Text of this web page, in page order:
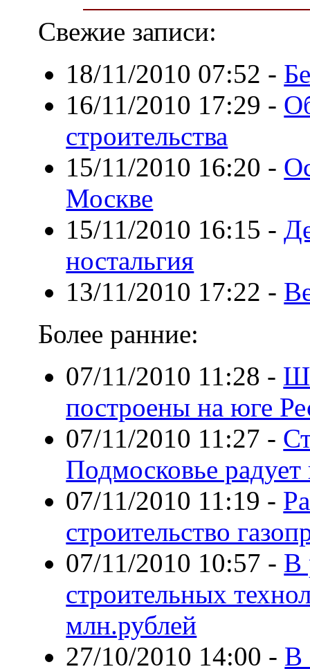
Свежие записи:
18/11/2010 07:52 -
16/11/2010 17:29 -
строительства
15/11/2010 16:20 -
Москве
15/11/2010 16:15 -
ностальгия
13/11/2010 17:22 -
Более ранние:
07/11/2010 11:28 -
построены на юге
07/11/2010 11:27 -
Подмосковье радует
07/11/2010 11:19 -
строительство
07/11/2010 10:57 - В
строительных
млн.рублей
27/10/2010 14:00 - В